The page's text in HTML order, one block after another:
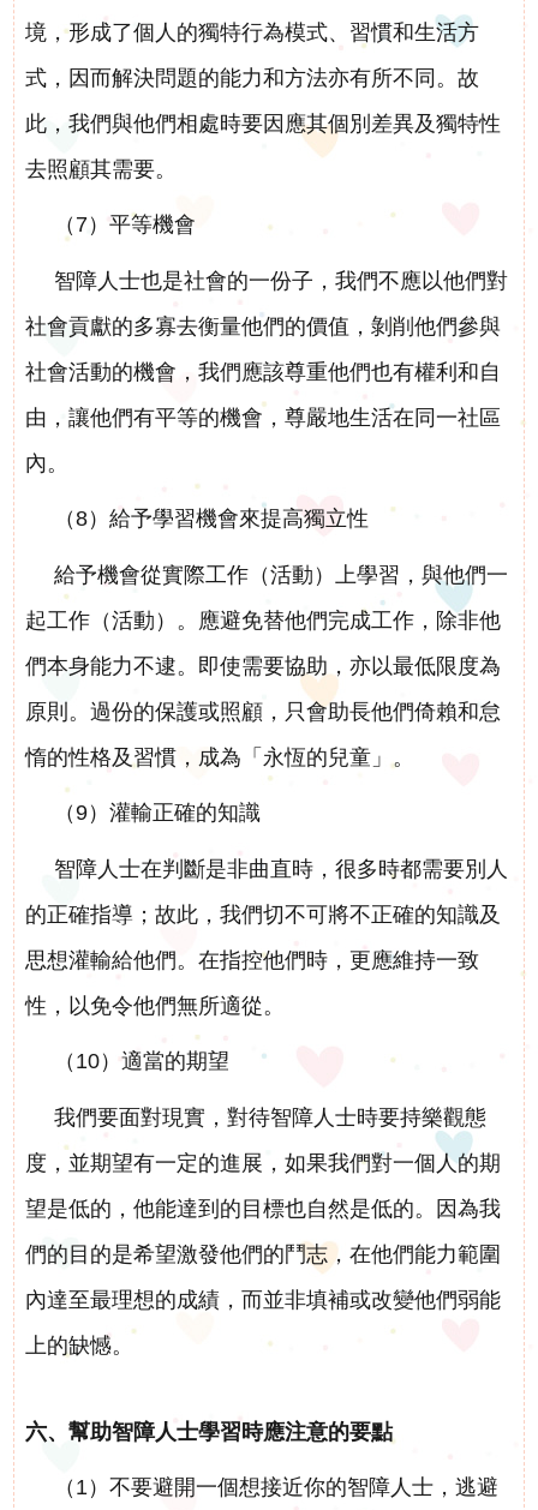
境，形成了個人的獨特行為模式、習慣和生活方
式，因而解決問題的能力和方法亦有所不同。故
此，我們與他們相處時要因應其個別差異及獨特性
去照顧其需要。
（7）平等機會
智障人士也是社會的一份子，我們不應以他們對
社會貢獻的多寡去衡量他們的價值，剝削他們參與
社會活動的機會，我們應該尊重他們也有權利和自
由，讓他們有平等的機會，尊嚴地生活在同一社區
內。
（8）給予學習機會來提高獨立性
給予機會從實際工作（活動）上學習，與他們一
起工作（活動）。應避免替他們完成工作，除非他
們本身能力不逮。即使需要協助，亦以最低限度為
原則。過份的保護或照顧，只會助長他們倚賴和怠
惰的性格及習慣，成為「永恆的兒童」。
（9）灌輸正確的知識
智障人士在判斷是非曲直時，很多時都需要別人
的正確指導；故此，我們切不可將不正確的知識及
思想灌輸給他們。在指控他們時，更應維持一致
性，以免令他們無所適從。
（10）適當的期望
我們要面對現實，對待智障人士時要持樂觀態
度，並期望有一定的進展，如果我們對一個人的期
望是低的，他能達到的目標也自然是低的。因為我
們的目的是希望激發他們的鬥志，在他們能力範圍
內達至最理想的成績，而並非填補或改變他們弱能
上的缺憾。
六、幫助智障人士學習時應注意的要點
（1）不要避開一個想接近你的智障人士，逃避